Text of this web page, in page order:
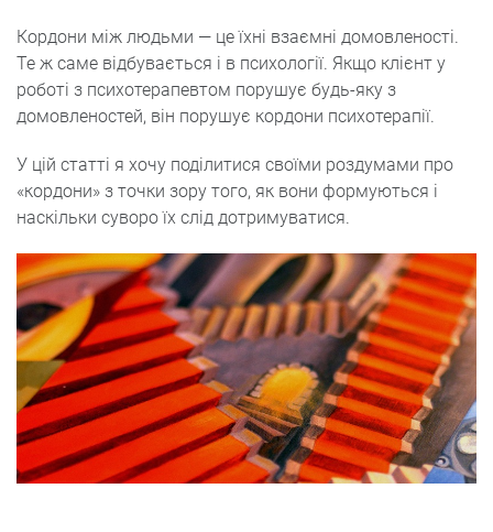
Кордони між людьми — це їхні взаємні домовленості.
Те ж саме відбувається і в психології. Якщо клієнт у
роботі з психотерапевтом порушує будь-яку з
домовленостей, він порушує кордони психотерапії.
У цій статті я хочу поділитися своїми роздумами про
«кордони» з точки зору того, як вони формуються і
наскільки суворо їх слід дотримуватися.